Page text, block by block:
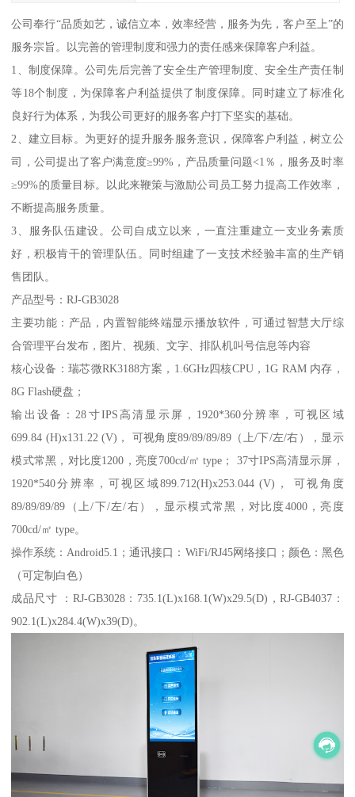
公司奉行“品质如艺，诚信立本，效率经营，服务为先，客户至上”的
服务宗旨。以完善的管理制度和强力的责任感来保障客户利益。
1、制度保障。公司先后完善了安全生产管理制度、安全生产责任制
等18个制度，为保障客户利益提供了制度保障。同时建立了标准化
良好行为体系，为我公司更好的服务客户打下坚实的基础。
2、建立目标。为更好的提升服务服务意识，保障客户利益，树立公
司，公司提出了客户满意度≥99%，产品质量问题<1％，服务及时率
≥99%的质量目标。以此来鞭策与激励公司员工努力提高工作效率，
不断提高服务质量。
3、服务队伍建设。公司自成立以来，一直注重建立一支业务素质
好，积极肯干的管理队伍。同时组建了一支技术经验丰富的生产销
售团队。
产品型号：RJ-GB3028
主要功能：产品，内置智能终端显示播放软件，可通过智慧大厅综
合管理平台发布，图片、视频、文字、排队机叫号信息等内容
核心设备：瑞芯微RK3188方案，1.6GHz四核CPU，1G RAM 内存，
8G Flash硬盘；
输出设备：28寸IPS高清显示屏，1920*360分辨率，可视区域
699.84 (H)x131.22 (V)， 可视角度89/89/89/89（上/下/左/右），显示
模式常黑，对比度1200，亮度700cd/㎡ type； 37寸IPS高清显示屏，
1920*540分辨率，可视区域899.712(H)x253.044 (V)， 可视角度
89/89/89/89（上/下/左/右），显示模式常黑，对比度4000，亮度
700cd/㎡ type。
操作系统：Android5.1；通讯接口：WiFi/RJ45网络接口；颜色：黑色
（可定制白色）
成品尺寸 ：RJ-GB3028：735.1(L)x168.1(W)x29.5(D)，RJ-GB4037：
902.1(L)x284.4(W)x39(D)。